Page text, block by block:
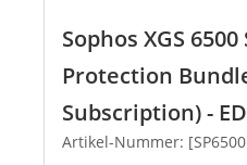
Sophos XGS
Protection
Subscription) -
Artikel-Nummer: